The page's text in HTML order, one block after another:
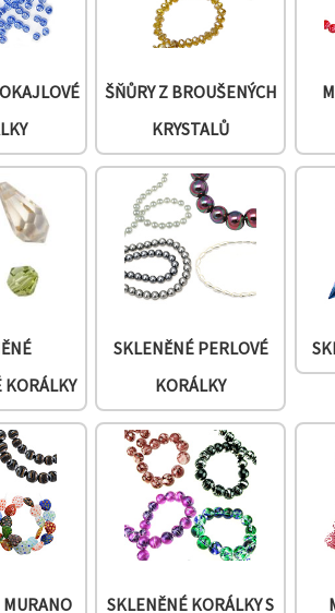
ŠŇŮRY Z BROUŠENÝCH
KRYSTALŮ
KORÁLKY
SKLENĚNÉ PERLOVÉ
KORÁLKY
SKLENĚNÉ KORÁLKY S